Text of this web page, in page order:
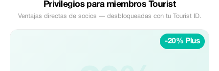
Privilegios para miembros Tourist
Ventajas directas de socios — desbloqueadas con tu Tourist ID.
-20% Plus